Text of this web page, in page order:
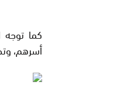
كما توجه
أسرهم،